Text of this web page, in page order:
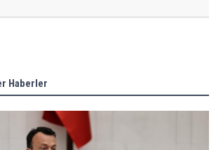
Haberler